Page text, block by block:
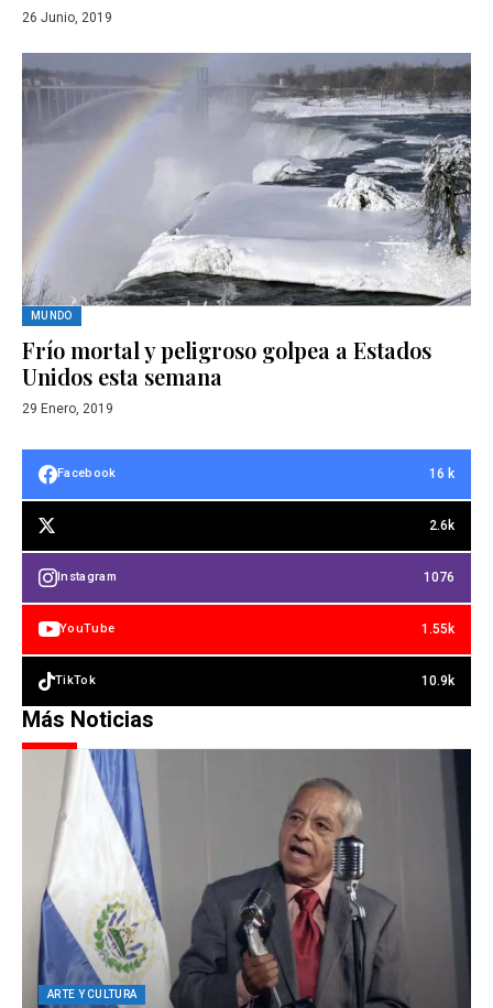
26 Junio, 2019
MUNDO
Frío mortal y peligroso golpea a Estados
Unidos esta semana
29 Enero, 2019
Facebook 16 k
2.6k
Instagram 1076
YouTube 1.55k
TikTok 10.9k
Más Noticias
ARTE Y CULTURA